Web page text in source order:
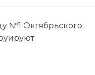
№1 Октябрьского